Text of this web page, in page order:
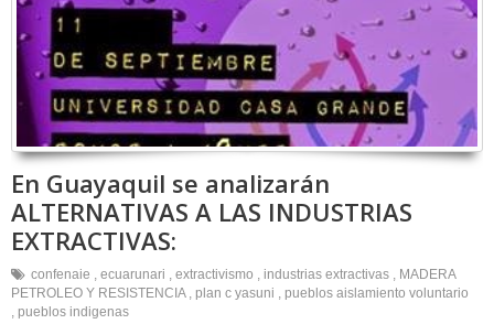
En Guayaquil se analizarán
ALTERNATIVAS A LAS INDUSTRIAS
EXTRACTIVAS:
confenaie , ecuarunari , extractivismo , industrias extractivas , MADERA
PETROLEO Y RESISTENCIA , plan c yasuni , pueblos aislamiento voluntario
, pueblos indigenas